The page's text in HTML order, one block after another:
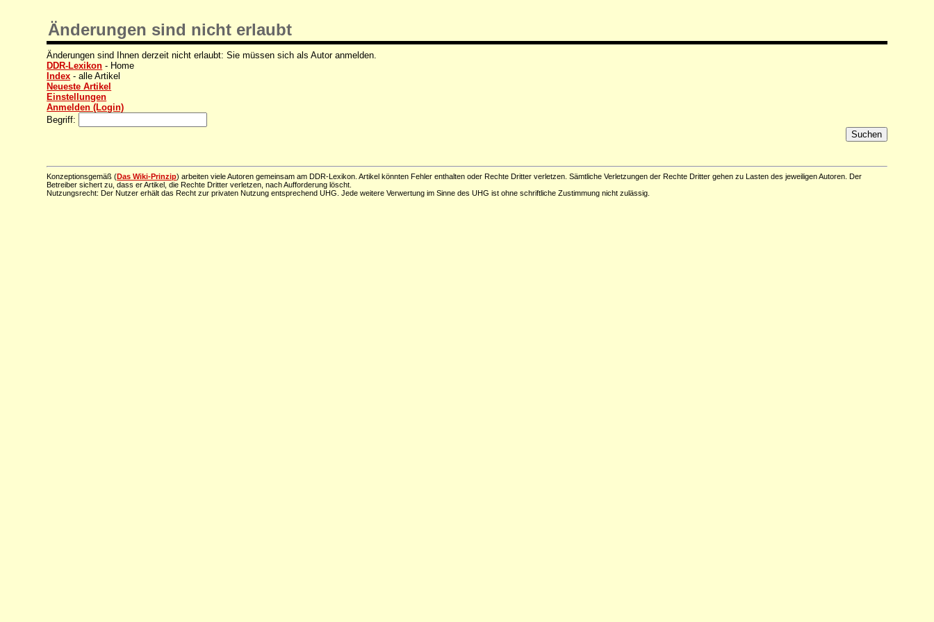
Änderungen sind nicht erlaubt
Änderungen sind Ihnen derzeit nicht erlaubt: Sie müssen sich als Autor anmelden.
DDR-Lexikon - Home
Index - alle Artikel
Neueste Artikel
Einstellungen
Anmelden (Login)
Begriff:
Konzeptionsgemäß (Das Wiki-Prinzip) arbeiten viele Autoren gemeinsam am DDR-Lexikon. Artikel könnten Fehler enthalten oder Rechte Dritter verletzen. Sämtliche Verletzungen der Rechte Dritter gehen zu Lasten des jeweiligen Autoren. Der
Betreiber sichert zu, dass er Artikel, die Rechte Dritter verletzen, nach Aufforderung löscht.
Nutzungsrecht: Der Nutzer erhält das Recht zur privaten Nutzung entsprechend UHG. Jede weitere Verwertung im Sinne des UHG ist ohne schriftliche Zustimmung nicht zulässig.